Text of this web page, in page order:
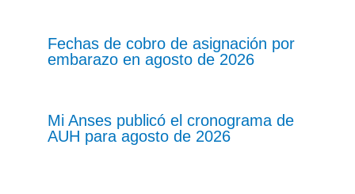
Fechas de cobro de asignación por
embarazo en agosto de 2026
Mi Anses publicó el cronograma de
AUH para agosto de 2026